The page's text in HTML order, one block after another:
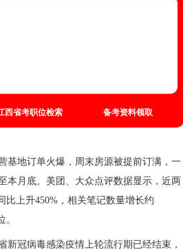
西省考职位检索 备考资料领取
地订单火爆，周末房源被提前订满，一
本月底。美团、大众点评数据显示，近两
比上升450%，相关笔记数量增长约
冠病毒感染疫情上轮流行期已经结束，